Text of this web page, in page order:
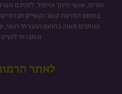
הורים, אנשי חינוך וטיפול, לפניכם
בתחום הפרעת קשב וקשיים חברתיים
הנותנים מענה בתחום החברתי
והחברתי לנעים
לאתר